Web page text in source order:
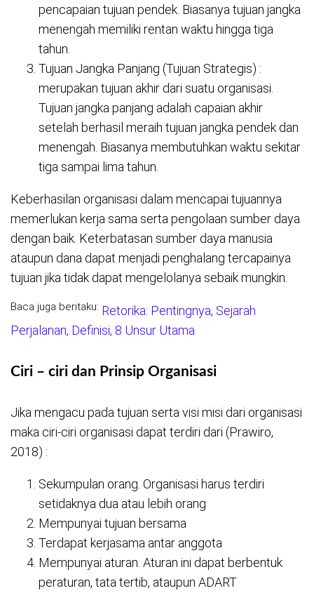
pencapaian tujuan pendek. Biasanya tujuan jangka
menengah memiliki rentan waktu hingga tiga
tahun.
Tujuan Jangka Panjang (Tujuan Strategis) :
merupakan tujuan akhir dari suatu organisasi.
Tujuan jangka panjang adalah capaian akhir
setelah berhasil meraih tujuan jangka pendek dan
menengah. Biasanya membutuhkan waktu sekitar
tiga sampai lima tahun.
Keberhasilan organisasi dalam mencapai tujuannya
memerlukan kerja sama serta pengolaan sumber daya
dengan baik. Keterbatasan sumber daya manusia
ataupun dana dapat menjadi penghalang tercapainya
tujuan jika tidak dapat mengelolanya sebaik mungkin.
Baca juga beritaku: Retorika: Pentingnya, Sejarah
Perjalanan, Definisi, 8 Unsur Utama
Ciri – ciri dan Prinsip Organisasi
Jika mengacu pada tujuan serta visi misi dari organisasi
maka ciri-ciri organisasi dapat terdiri dari (Prawiro,
2018) :
Sekumpulan orang. Organisasi harus terdiri
setidaknya dua atau lebih orang
Mempunyai tujuan bersama
Terdapat kerjasama antar anggota
Mempunyai aturan. Aturan ini dapat berbentuk
peraturan, tata tertib, ataupun ADART